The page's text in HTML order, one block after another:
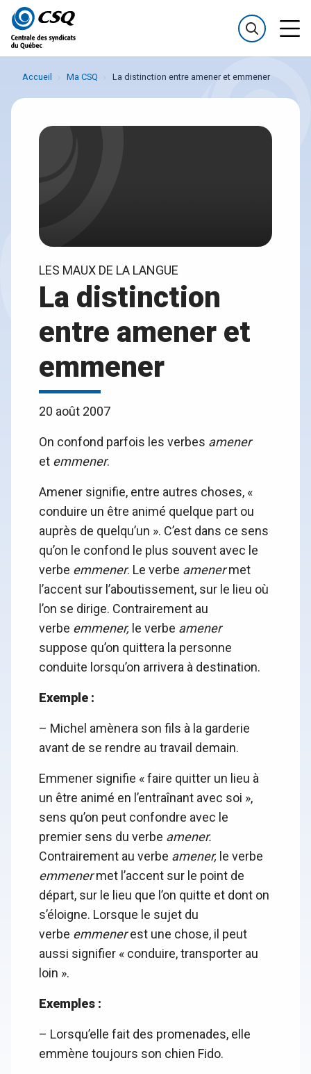
Passer
au
menu
Passer
au
contenu
Accueil Ma CSQ La distinction entre amener et emmener
LES MAUX DE LA LANGUE
La distinction
entre amener et
emmener
20 août 2007
On confond parfois les verbes amener
et emmener.
Amener signifie, entre autres choses, «
conduire un être animé quelque part ou
auprès de quelqu’un ». C’est dans ce sens
qu’on le confond le plus souvent avec le
verbe emmener. Le verbe amenermet
l’accent sur l’aboutissement, sur le lieu où
l’on se dirige. Contrairement au
verbe emmener, le verbe amener
suppose qu’on quittera la personne
conduite lorsqu’on arrivera à destination.
Exemple :
– Michel amènera son fils à la garderie
avant de se rendre au travail demain.
Emmener signifie « faire quitter un lieu à
un être animé en l’entraînant avec soi »,
sens qu’on peut confondre avec le
premier sens du verbe amener.
Contrairement au verbe amener, le verbe
emmenermet l’accent sur le point de
départ, sur le lieu que l’on quitte et dont on
s’éloigne. Lorsque le sujet du
verbe emmenerest une chose, il peut
aussi signifier « conduire, transporter au
loin ».
Exemples :
– Lorsqu’elle fait des promenades, elle
emmène toujours son chien Fido.